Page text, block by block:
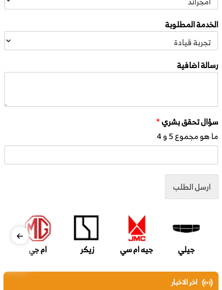
الخدمة المطلوبة
رسالة اضافية
سؤال تحقق بشري*
ما هو مجموع 5 و 4
ارسل الطلب
جيلي جيه ام سي زيكر ام جي
اخر الاخبار